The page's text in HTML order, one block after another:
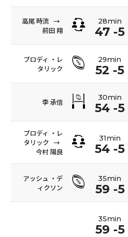
高尾 時流 →
前田 翔
28min
47 -5
ブロディ ・レ
タリック
29min
52 -5
李 承信 30min
54 -5
ブロディ ・レ
タリック →
今村 陽良
31min
54 -5
アッシュ ・デ
ィクソン
35min
59 -5
35min
59 -5